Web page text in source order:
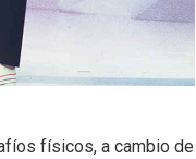
físicos, a cambio de